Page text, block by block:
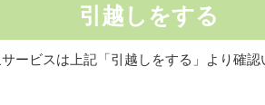
ービスは上記「引越しをする」より確